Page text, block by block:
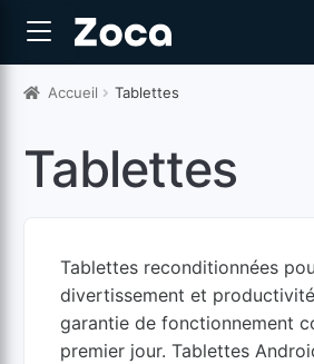
Accueil Tablettes
Tablettes
Tablettes reconditionnées
divertissement et
garantie de fonctionnement
premier jour. Tablettes